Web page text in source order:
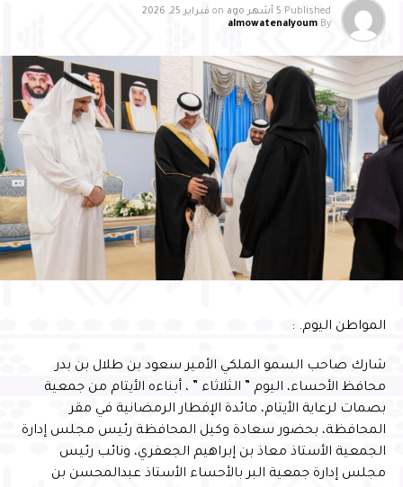
Published 5 أشهر ago on فبراير 25, 2026
By
almowatenalyoum
المواطن اليوم. :
شارك صاحب السمو الملكي الأمير سعود بن طلال بن بدر
محافظ الأحساء، اليوم ” الثلاثاء ” ، أبناءه الأيتام من جمعية
بصمات لرعاية الأيتام، مائدة الإفطار الرمضانية في مقر
المحافظة، بحضور سعادة وكيل المحافظة رئيس مجلس إدارة
الجمعية الأستاذ معاذ بن إبراهيم الجعفري، ونائب رئيس
مجلس إدارة جمعية البر بالأحساء الأستاذ عبدالمحسن بن